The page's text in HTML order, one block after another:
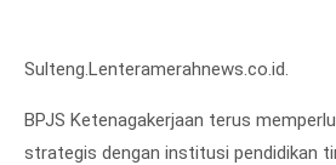
Sulteng.Lenteramerahnews.co.id.
BPJS Ketenagakerjaan terus
strategis dengan institusi pendidikan